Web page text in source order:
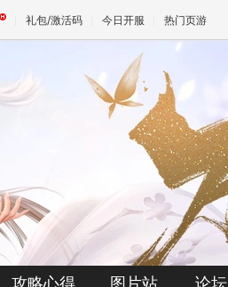
礼包/激活码 今日开服 热门页游
天堂
王权与自由
攻略心得 图片站 论坛